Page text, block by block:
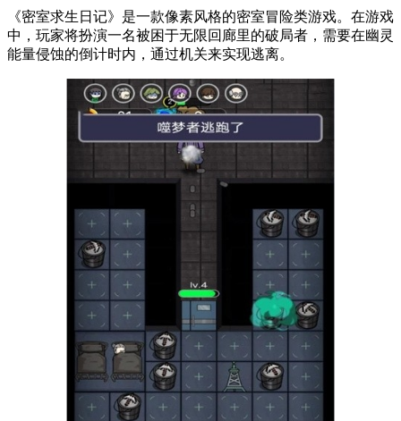
《密室求生日记》是一款像素风格的密室冒险类游戏。在游戏
中，玩家将扮演一名被困于无限回廊里的破局者，需要在幽灵
能量侵蚀的倒计时内，通过机关来实现逃离。